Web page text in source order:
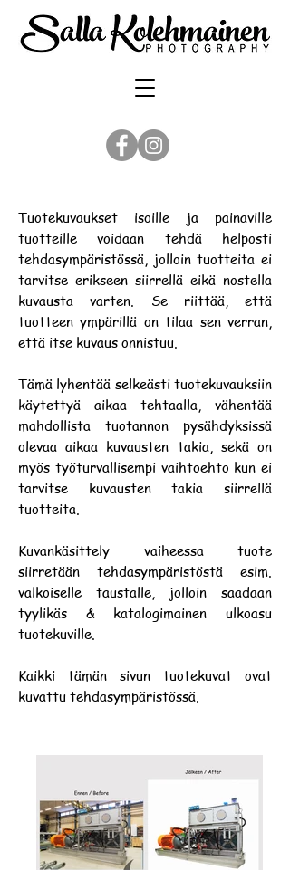
Tuotekuvaukset isoille ja painaville
tuotteille voidaan tehdä helposti
tehdasympäristössä, jolloin tuotteita ei
tarvitse erikseen siirrellä eikä nostella
kuvausta varten. Se riittää, että
tuotteen ympärillä on tilaa sen verran,
että itse kuvaus onnistuu.
Tämä lyhentää selkeästi tuotekuvauksiin
käytettyä aikaa tehtaalla, vähentää
mahdollista tuotannon pysähdyksissä
olevaa aikaa kuvausten takia, sekä on
myös työturvallisempi vaihtoehto kun ei
tarvitse kuvausten takia siirrellä
tuotteita.
Kuvankäsittely vaiheessa tuote
siirretään tehdasympäristöstä esim.
valkoiselle taustalle, jolloin saadaan
tyylikäs & katalogimainen ulkoasu
tuotekuville.
Kaikki tämän sivun tuotekuvat ovat
kuvattu tehdasympäristössä.